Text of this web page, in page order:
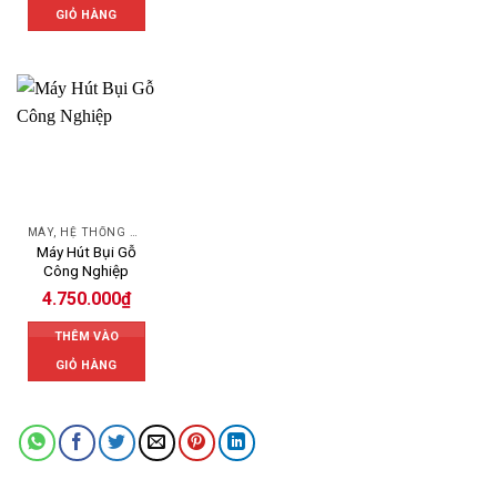
GIỎ HÀNG
Máy Hút Bụi Gỗ
Công Nghiệp
4.750.000₫
THÊM VÀO
GIỎ HÀNG